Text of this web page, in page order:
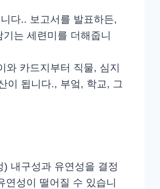
다.. 보고서를 발표하든,
는 세련미를 더해줍니
와 카드지부터 직물, 심지
이 됩니다., 부엌, 학교, 그
내구성과 유연성을 결정
연성이 떨어질 수 있습니